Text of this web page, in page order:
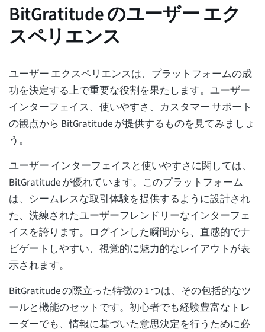
BitGratitude のユーザー エク
スペリエンス
ユーザー エクスペリエンスは、プラットフォームの成
功を決定する上で重要な役割を果たします。ユーザー
インターフェイス、使いやすさ、カスタマー サポート
の観点から BitGratitude が提供するものを見てみましょ
う。
ユーザー インターフェイスと使いやすさに関しては、
BitGratitude が優れています。このプラットフォーム
は、シームレスな取引体験を提供するように設計され
た、洗練されたユーザーフレンドリーなインターフェ
イスを誇ります。ログインした瞬間から、直感的でナ
ビゲートしやすい、視覚的に魅力的なレイアウトが表
示されます。
BitGratitude の際立った特徴の 1 つは、その包括的なツ
ールと機能のセットです。初心者でも経験豊富なトレ
ーダーでも、情報に基づいた意思決定を行うために必